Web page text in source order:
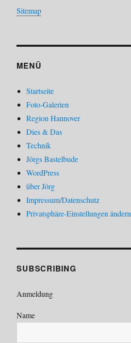
Sitemap
MENÜ
Startseite
Foto-Galerien
Region Hannover
Dies & Das
Technik
Jörgs Bastelbude
WordPress
über Jörg
Impressum/Datenschutz
Privatsphäre-Einstellungen ändern
SUBSCRIBING
Anmeldung
Name